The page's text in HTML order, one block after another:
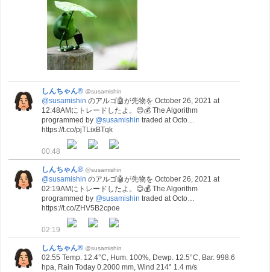
しんちゃん® @susamishin
@susamishin のアルゴ🤖が先物を October 26, 2021 at
12:48AMにトレードしたよ。😊💰 The Algorithm
programmed by @susamishin traded at Octo…
https://t.co/pjTLixBTqk
00:48
しんちゃん® @susamishin
@susamishin のアルゴ🤖が先物を October 26, 2021 at
02:19AMにトレードしたよ。😊💰 The Algorithm
programmed by @susamishin traded at Octo…
https://t.co/ZHV5B2cpoe
02:19
しんちゃん® @susamishin
02:55 Temp. 12.4°C, Hum. 100%, Dewp. 12.5°C, Bar. 998.6
hpa, Rain Today 0.2000 mm, Wind 214° 1.4 m/s